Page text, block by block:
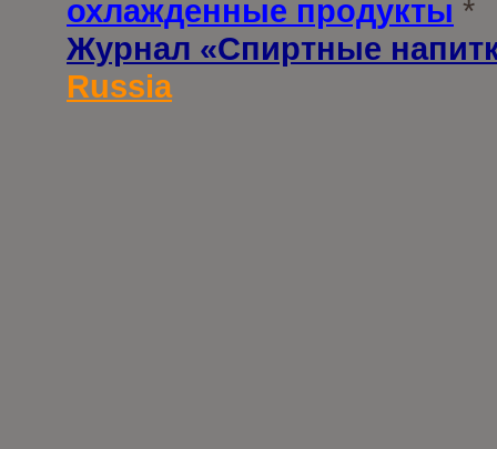
охлажденные продукты *
Журнал «Спиртные
Russia